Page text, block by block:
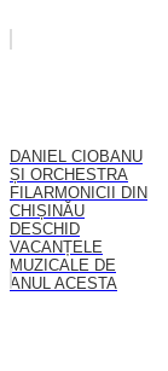
DANIEL CIOBANU
ȘI ORCHESTRA
FILARMONICII DIN
CHIȘINĂU
DESCHID
VACANȚELE
MUZICALE DE
ANUL ACESTA